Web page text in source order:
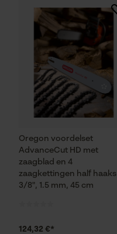
Oregon voordelset
AdvanceCut HD met
zaagblad en 4
zaagkettingen half haaks
3/8", 1.5 mm, 45 cm
124,32 €*